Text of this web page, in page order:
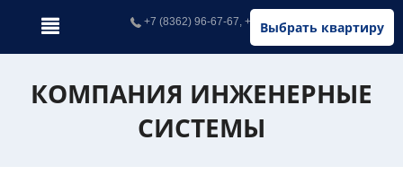
Выбрать квартиру
+7 (8362) 96-67-67, +7 (902) 326-67-67
КОМПАНИЯ ИНЖЕНЕРНЫЕ
СИСТЕМЫ